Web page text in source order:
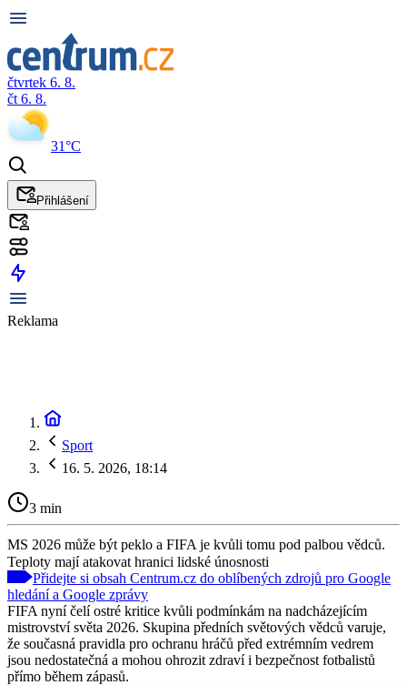
čtvrtek 6. 8.
čt 6. 8.
31°C
Přihlášení
Reklama
Sport
16. 5. 2026, 18:14
3 min
MS 2026 může být peklo a FIFA je kvůli tomu pod palbou vědců.
Teploty mají atakovat hranici lidské únosnosti
Přidejte si obsah Centrum.cz do oblíbených zdrojů pro Google
hledání a Google zprávy
FIFA nyní čelí ostré kritice kvůli podmínkám na nadcházejícím
mistrovství světa 2026. Skupina předních světových vědců varuje,
že současná pravidla pro ochranu hráčů před extrémním vedrem
jsou nedostatečná a mohou ohrozit zdraví i bezpečnost fotbalistů
přímo během zápasů.